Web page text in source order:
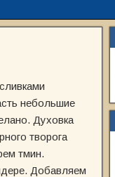
небольшие
Духовка
творога
тмин.
Добавляем